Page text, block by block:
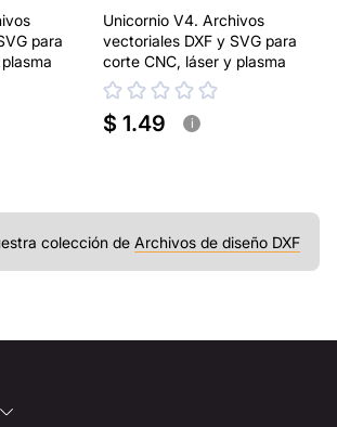
para
Unicornio V4. Archivos
vectoriales DXF y SVG para
corte CNC, láser y plasma
$ 1.49 i
colección de Archivos de diseño DXF